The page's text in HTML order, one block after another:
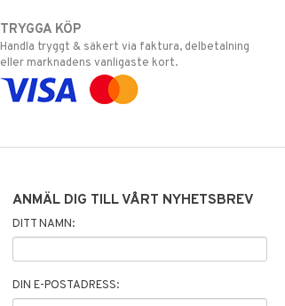
TRYGGA KÖP
Handla tryggt & säkert via faktura, delbetalning
eller marknadens vanligaste kort.
ANMÄL DIG TILL VÅRT NYHETSBREV
DITT NAMN:
DIN E-POSTADRESS: